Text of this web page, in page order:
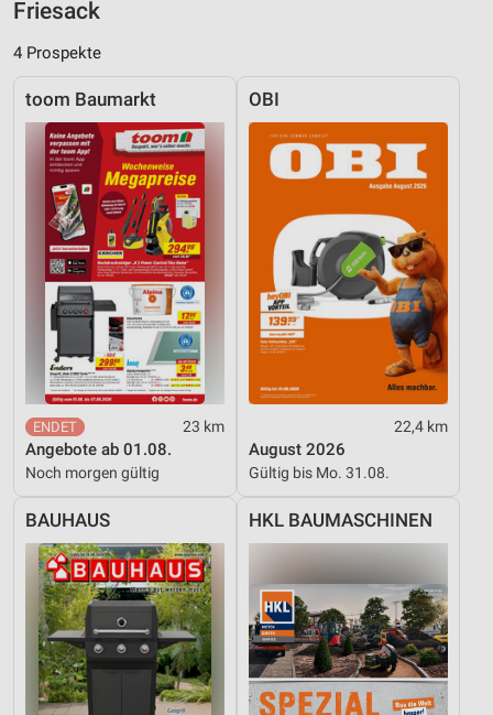
Friesack
4 Prospekte
toom Baumarkt
23 km
Angebote ab 01.08.
Noch morgen gültig
OBI
22,4 km
August 2026
Gültig bis Mo. 31.08.
BAUHAUS HKL BAUMASCHINEN
Nicht-IAB-Verarbeitungszwecke:
Notwendig
Performance
Funktional
Werbung